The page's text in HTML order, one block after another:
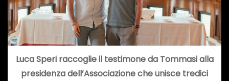
Luca Speri raccoglie il testimone da Tommasi alla
presidenza dell’Associazione che unisce tredici